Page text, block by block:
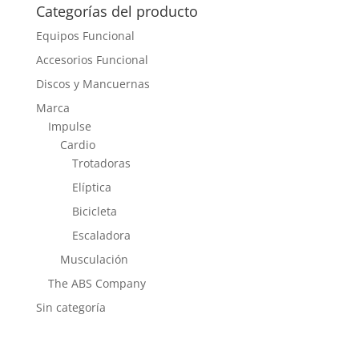
Categorías del producto
Equipos Funcional
Accesorios Funcional
Discos y Mancuernas
Marca
Impulse
Cardio
Trotadoras
Elíptica
Bicicleta
Escaladora
Musculación
The ABS Company
Sin categoría